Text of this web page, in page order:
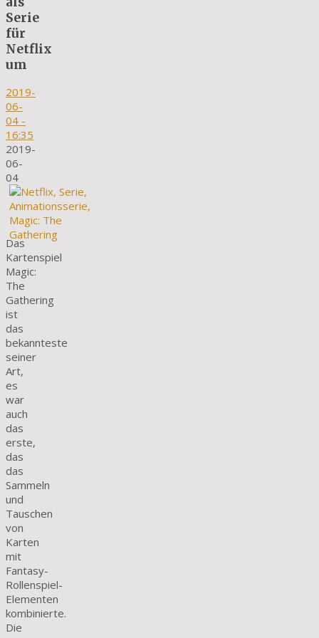
Serie
für
Netflix
um
2019-
06-
04 -
16:35
2019-
06-
04
Das
Kartenspiel
Magic:
The
Gathering
ist
das
bekannteste
seiner
Art,
es
war
auch
das
erste,
das
das
Sammeln
und
Tauschen
von
Karten
mit
Fantasy-
Rollenspiel-
Elementen
kombinierte.
Die